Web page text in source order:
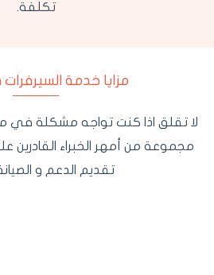
تكلفة.
مزايا خدمة
لا تقلق اذا كنت تواجه مشكلة في
مجموعة من أمهر الخبراء
تقديم الدعم و